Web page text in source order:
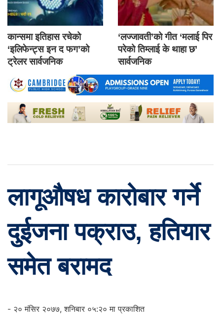
कान्समा इतिहास रचेको
‘इलिफेन्ट्स इन द फग’को
ट्रेलर सार्वजनिक
‘लज्जावती’को गीत ‘मलाई पिर
परेको तिम्लाई के थाहा छ’
सार्वजनिक
लागूऔषध कारोबार गर्ने
दुईजना पक्राउ, हतियार
समेत बरामद
- २० मंसिर २०७७, शनिबार ०५:२० मा प्रकाशित